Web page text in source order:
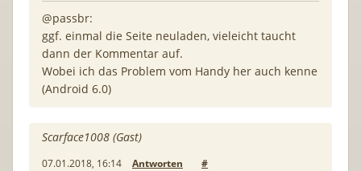
@passbr:
ggf. einmal die Seite neuladen, vieleicht taucht
dann der Kommentar auf.
Wobei ich das Problem vom Handy her auch kenne
(Android 6.0)
Scarface1008 (Gast)
07.01.2018, 16:14 Antworten #